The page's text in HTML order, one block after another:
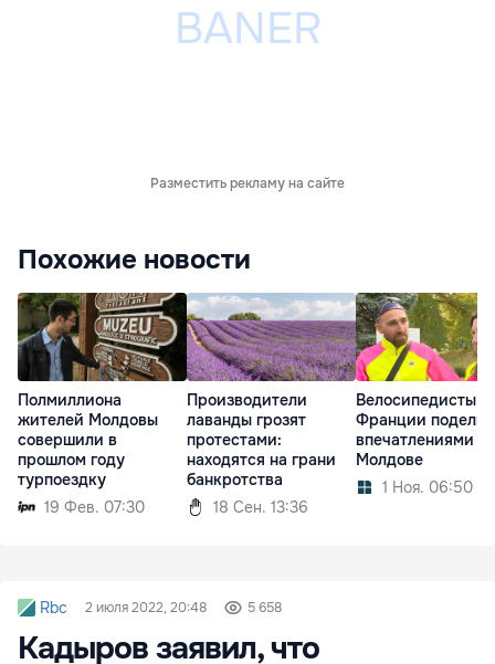
Разместить рекламу на сайте
Похожие новости
Полмиллиона
жителей Молдовы
совершили в
прошлом году
турпоездку
19 Фев. 07:30
Производители
лаванды грозят
протестами:
находятся на грани
банкротства
18 Сен. 13:36
Велосипедисты
Франции
впечатлениями о
Молдове
1 Ноя. 06:50
Rbc 2 июля 2022, 20:48 5 658
Кадыров заявил, что